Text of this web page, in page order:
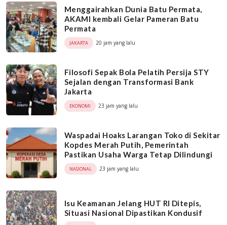
Menggairahkan Dunia Batu Permata,
AKAMI kembali Gelar Pameran Batu
Permata
JAKARTA 20 jam yang lalu
Filosofi Sepak Bola Pelatih Persija STY
Sejalan dengan Transformasi Bank
Jakarta
EKONOMI 23 jam yang lalu
Waspadai Hoaks Larangan Toko di Sekitar
Kopdes Merah Putih, Pemerintah
Pastikan Usaha Warga Tetap Dilindungi
NASIONAL 23 jam yang lalu
Isu Keamanan Jelang HUT RI Ditepis,
Situasi Nasional Dipastikan Kondusif